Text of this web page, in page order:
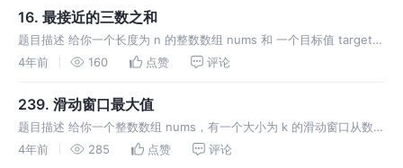
16. 最接近的三数之和
题目描述 给你一个长度为 n 的整数数组 nums 和 一个目标值 target。
请你从 nums 中选出三个整数，使它们的和与 target 最接近。 返回这
4年前 160 点赞 评论
239. 滑动窗口最大值
题目描述 给你一个整数数组 nums，有一个大小为 k 的滑动窗口从数组
的最左侧移动到数组的最右侧。你只可以看到在滑动窗口内的 k 个数
4年前 285 点赞 评论